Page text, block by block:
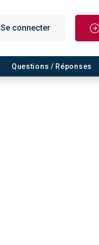
Se connecter
Questions / Réponses